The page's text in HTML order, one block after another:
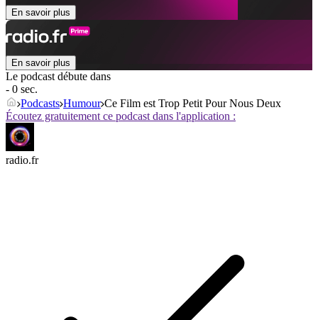
En savoir plus
En savoir plus
Le podcast débute dans
- 0 sec.
Podcasts Humour Ce Film est Trop Petit Pour Nous Deux
Écoutez gratuitement ce podcast dans l'application :
radio.fr